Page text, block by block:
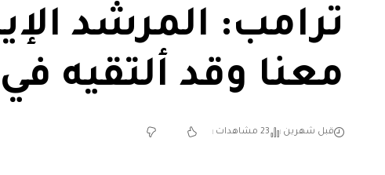
ترامب: المرشد
معنا وقد ألتقيه
قبل شهرين 23 مشاهدات